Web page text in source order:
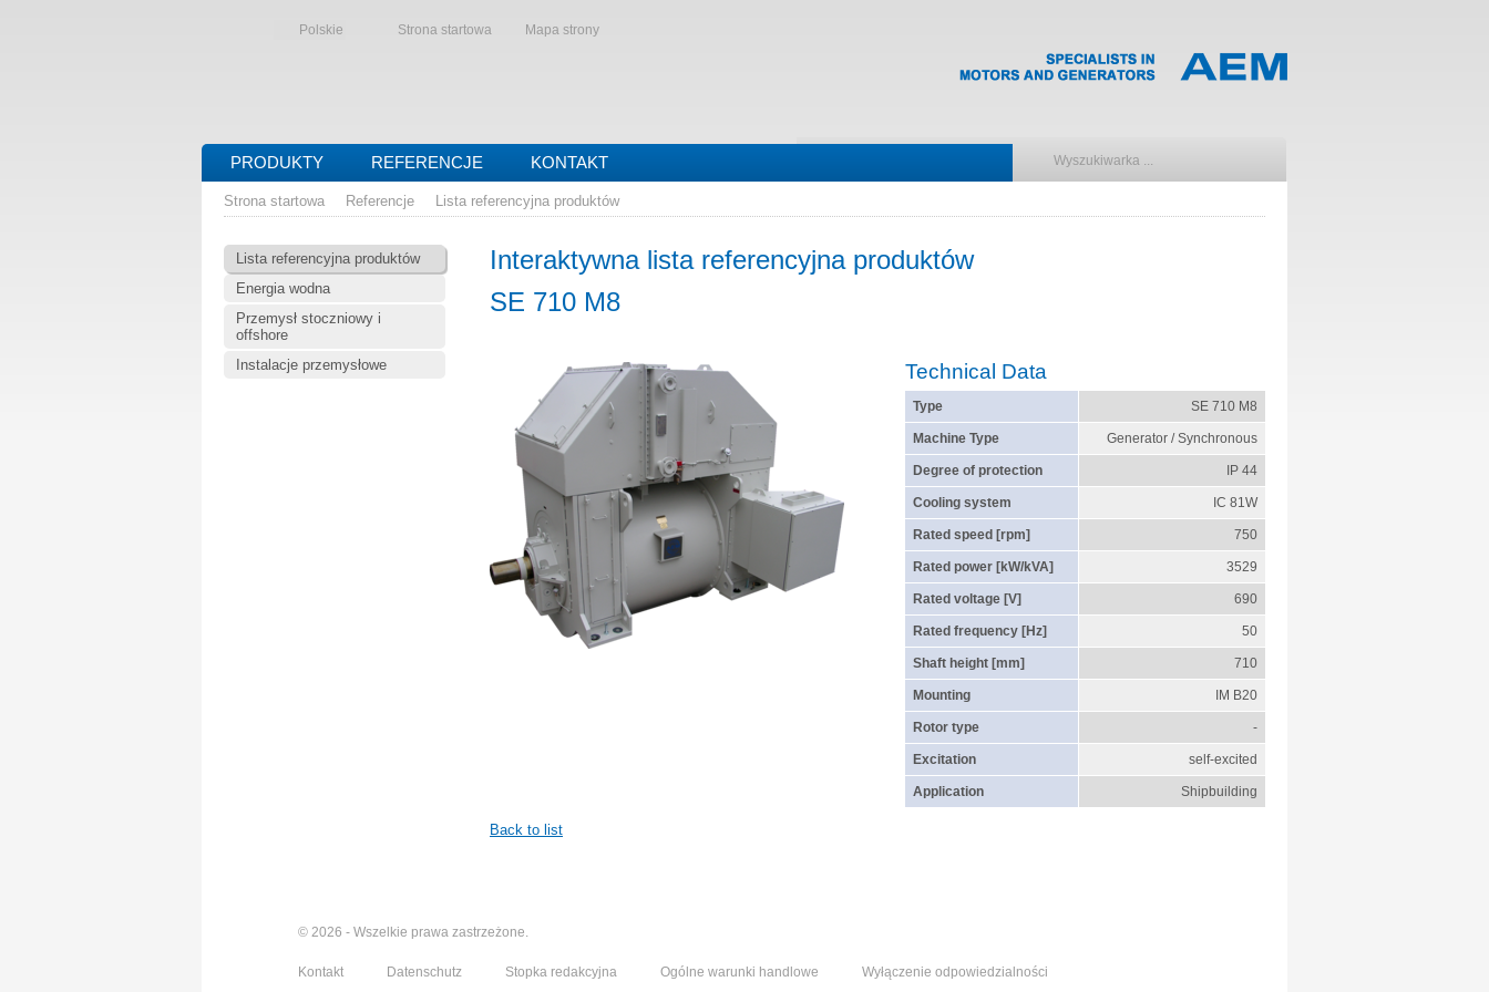
Polskie Strona startowa Mapa strony
PRODUKTY REFERENCJE KONTAKT
Strona startowa Referencje Lista referencyjna produktów
Lista referencyjna produktów
Energia wodna
Przemysł stoczniowy i
offshore
Instalacje przemysłowe
Interaktywna lista referencyjna produktów
SE 710 M8
Technical Data
Type SE 710 M8
Machine Type Generator / Synchronous
Degree of protection IP 44
Cooling system IC 81W
Rated speed [rpm] 750
Rated power [kW/kVA] 3529
Rated voltage [V] 690
Rated frequency [Hz] 50
Shaft height [mm] 710
Mounting IM B20
Rotor type -
Excitation self-excited
Application Shipbuilding
Back to list
© 2026 - Wszelkie prawa zastrzeżone.
Kontakt Datenschutz Stopka redakcyjna Ogólne warunki handlowe Wyłączenie odpowiedzialności